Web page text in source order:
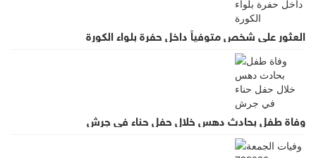
العثور على شخص متوفياً داخل حفرة بلواء الكورة
وفاة طفل بحادث دهس خلال حفل حناء في جرش